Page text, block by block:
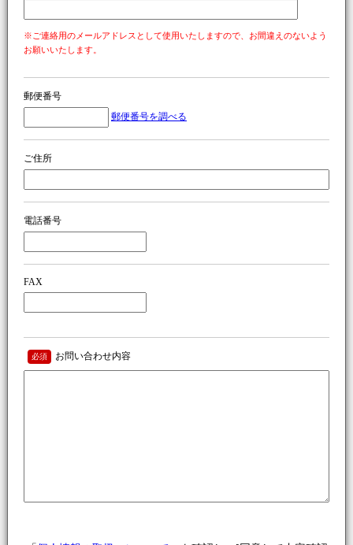
※ご連絡用のメールアドレスとして使用いたしますので、お間違えのないよう
お願いいたします。
郵便番号
郵便番号を調べる
ご住所
電話番号
FAX
必須 お問い合わせ内容